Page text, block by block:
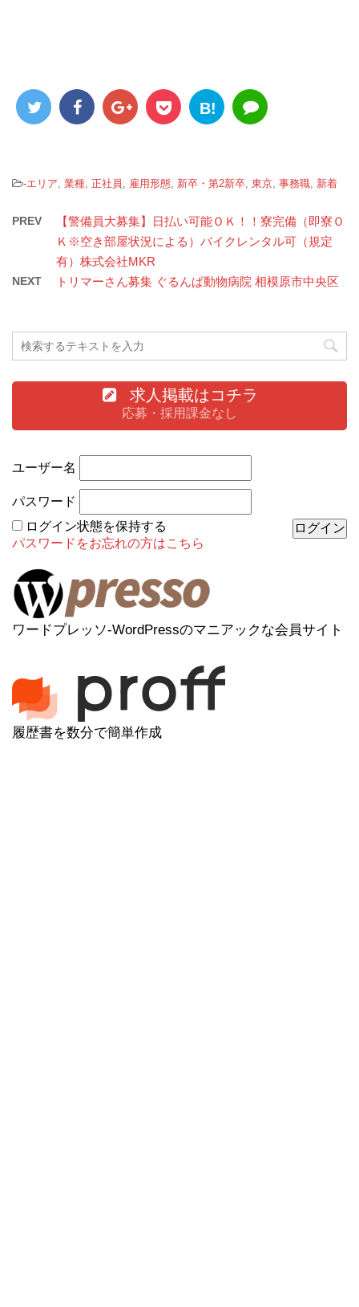
B!
-エリア, 業種, 正社員 , 雇用形態, 新卒・第2新卒, 東京, 事務職, 新着
PREV
【警備員大募集】日払い可能ＯＫ！！寮完備（即寮Ｏ
Ｋ※空き部屋状況による）バイクレンタル可（規定
有）株式会社MKR
NEXT トリマーさん募集 ぐるんぱ動物病院 相模原市中央区
求人掲載はコチラ
応募・採用課金なし
ユーザー名
パスワード
ログイン状態を保持する
パスワードをお忘れの方はこちら
ワードプレッソ-WordPressのマニアックな会員サイト
履歴書を数分で簡単作成